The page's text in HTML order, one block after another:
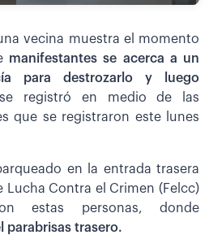
vecina muestra el momento
manifestantes se acerca a un
para destrozarlo y luego
registró en medio de las
que se registraron este lunes
en la entrada trasera
Lucha Contra el Crimen (Felcc)
estas personas, donde
parabrisas trasero.